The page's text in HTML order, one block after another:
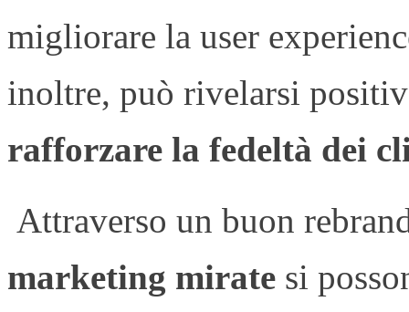
migliorare la user
inoltre, può rivelarsi
rafforzare la fedeltà dei
Attraverso un buon
marketing mirate si